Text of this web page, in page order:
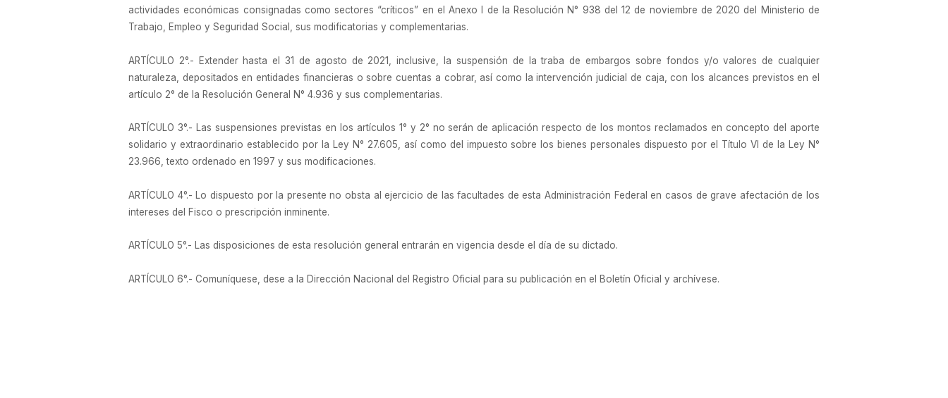
actividades económicas consignadas como sectores “críticos” en el Anexo I de la Resolución N° 938 del 12 de noviembre de 2020 del Ministerio de
Trabajo, Empleo y Seguridad Social, sus modificatorias y complementarias.
ARTÍCULO 2°.- Extender hasta el 31 de agosto de 2021, inclusive, la suspensión de la traba de embargos sobre fondos y/o valores de cualquier
naturaleza, depositados en entidades financieras o sobre cuentas a cobrar, así como la intervención judicial de caja, con los alcances previstos en el
artículo 2° de la Resolución General N° 4.936 y sus complementarias.
ARTÍCULO 3°.- Las suspensiones previstas en los artículos 1° y 2° no serán de aplicación respecto de los montos reclamados en concepto del aporte
solidario y extraordinario establecido por la Ley N° 27.605, así como del impuesto sobre los bienes personales dispuesto por el Título VI de la Ley N°
23.966, texto ordenado en 1997 y sus modificaciones.
ARTÍCULO 4°.- Lo dispuesto por la presente no obsta al ejercicio de las facultades de esta Administración Federal en casos de grave afectación de los
intereses del Fisco o prescripción inminente.
ARTÍCULO 5°.- Las disposiciones de esta resolución general entrarán en vigencia desde el día de su dictado.
ARTÍCULO 6°.- Comuníquese, dese a la Dirección Nacional del Registro Oficial para su publicación en el Boletín Oficial y archívese.